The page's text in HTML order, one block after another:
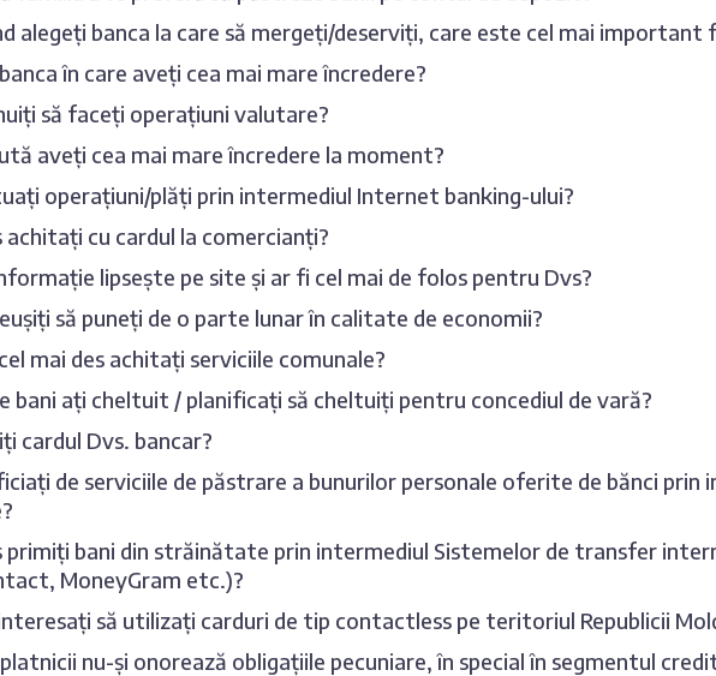
alegeți banca la care să mergeți/deserviți, care este cel mai important
în care aveți cea mai mare încredere?
să faceți operațiuni valutare?
aveți cea mai mare încredere la moment?
operațiuni/plăți prin intermediul Internet banking-ului?
achitați cu cardul la comercianți?
lipsește pe site și ar fi cel mai de folos pentru Dvs?
să puneți de o parte lunar în calitate de economii?
mai des achitați serviciile comunale?
bani ați cheltuit / planificați să cheltuiți pentru concediul de vară?
cardul Dvs. bancar?
de serviciile de păstrare a bunurilor personale oferite de bănci prin
primiți bani din străinătate prin intermediul Sistemelor de transfer
MoneyGram etc.)?
să utilizați carduri de tip contactless pe teritoriul Republicii
nu-și onorează obligațiile pecuniare, în special în segmentul